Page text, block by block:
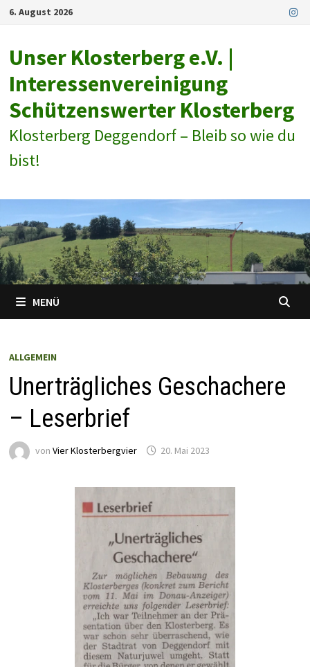
Zum6. August 2026
Unser Klosterberg e.V. |
Interessenvereinigung
Schützenswerter Klosterberg
Klosterberg Deggendorf – Bleib so wie du
bist!
MENÜ
ALLGEMEIN
Unerträgliches Geschachere
– Leserbrief
von Vier Klosterbergvier 20. Mai 2023